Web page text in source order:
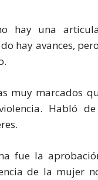
hay una
hay avances,
muy marcados
Habló
fue la
de la mujer